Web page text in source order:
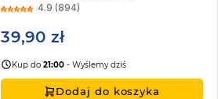
4.9 (894)
39,90 zł
Kup do21:00 - Wyślemy dziś
Dodaj do koszyka